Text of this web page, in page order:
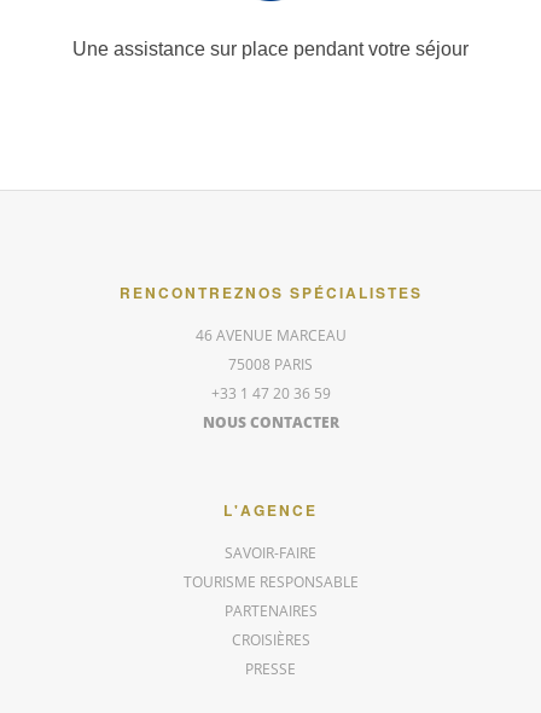
Une assistance sur place pendant votre séjour
RENCONTREZNOS SPÉCIALISTES
46 AVENUE MARCEAU
75008 PARIS
+33 1 47 20 36 59
NOUS CONTACTER
L'AGENCE
SAVOIR-FAIRE
TOURISME RESPONSABLE
PARTENAIRES
CROISIÈRES
PRESSE